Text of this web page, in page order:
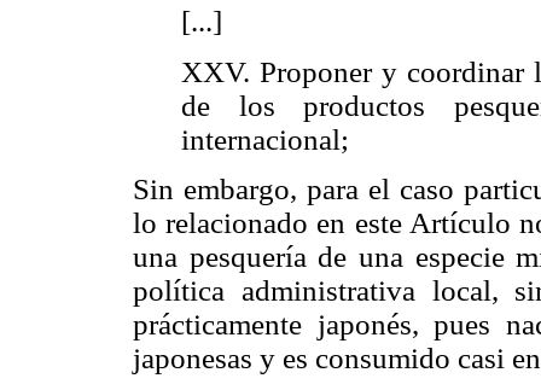
[...]
XXV. Proponer y coordinar
de los productos
internacional;
Sin embargo, para el caso
lo relacionado en este Artículo
una pesquería de una especie
política administrativa local,
prácticamente japonés, pues
japonesas y es consumido casi